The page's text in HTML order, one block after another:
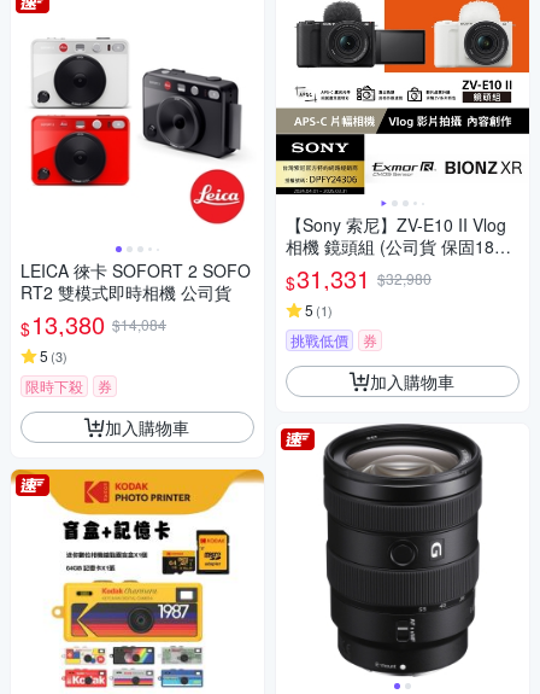
LEICA 徠卡 SOFORT 2 SOFO
RT2 雙模式即時相機 公司貨
$13,380 $14,084
5 (3)
限時下殺 券
加入購物車
【Sony 索尼】ZV-E10 II Vlog
相機 鏡頭組 (公司貨 保固18+6
個月)
$31,331 $32,980
5 (1)
挑戰低價 券
加入購物車